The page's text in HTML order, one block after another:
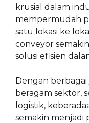
krusial dalam
mempermudah
satu lokasi ke
conveyor
solusi efisien
Dengan berbagai
beragam sektor,
logistik,
semakin menjadi